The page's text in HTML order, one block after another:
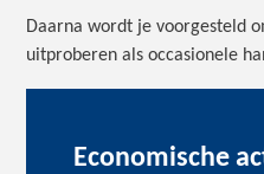
Daarna wordt je voorgesteld
uitproberen als occasionele
Economische